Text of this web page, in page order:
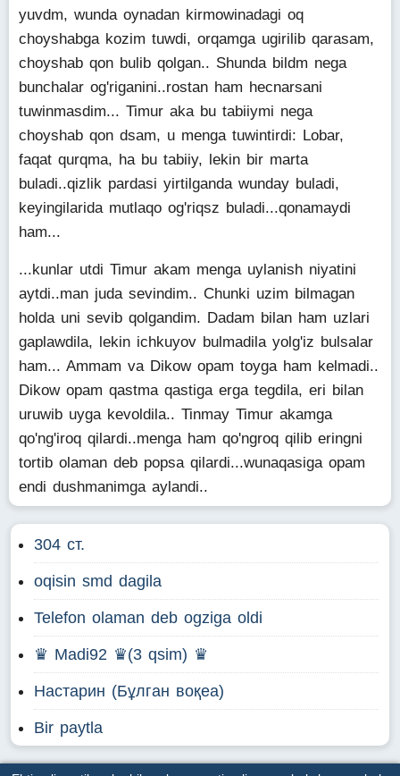
yuvdm, wunda oynadan kirmowinadagi oq
choyshabga kozim tuwdi, orqamga ugirilib qarasam,
choyshab qon bulib qolgan.. Shunda bildm nega
bunchalar og'riganini..rostan ham hecnarsani
tuwinmasdim... Timur aka bu tabiiymi nega
choyshab qon dsam, u menga tuwintirdi: Lobar,
faqat qurqma, ha bu tabiiy, lekin bir marta
buladi..qizlik pardasi yirtilganda wunday buladi,
keyingilarida mutlaqo og'riqsz buladi...qonamaydi
ham...
...kunlar utdi Timur akam menga uylanish niyatini
aytdi..man juda sevindim.. Chunki uzim bilmagan
holda uni sevib qolgandim. Dadam bilan ham uzlari
gaplawdila, lekin ichkuyov bulmadila yolg'iz bulsalar
ham... Ammam va Dikow opam toyga ham kelmadi..
Dikow opam qastma qastiga erga tegdila, eri bilan
uruwib uyga kevoldila.. Tinmay Timur akamga
qo'ng'iroq qilardi..menga ham qo'ngroq qilib eringni
tortib olaman deb popsa qilardi...wunaqasiga opam
endi dushmanimga aylandi..
304 ст.
oqisin smd dagila
Telefon olaman deb ogziga oldi
♛ Madi92 ♛(3 qsim) ♛
Настарин (Бұлган воқеа)
Bir paytla